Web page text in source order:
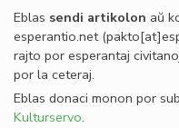
Eblas sendi artikolon aŭ
esperantio.net
rajto por esperantaj
por la ceteraj.
Eblas donaci monon por
Kulturservo.